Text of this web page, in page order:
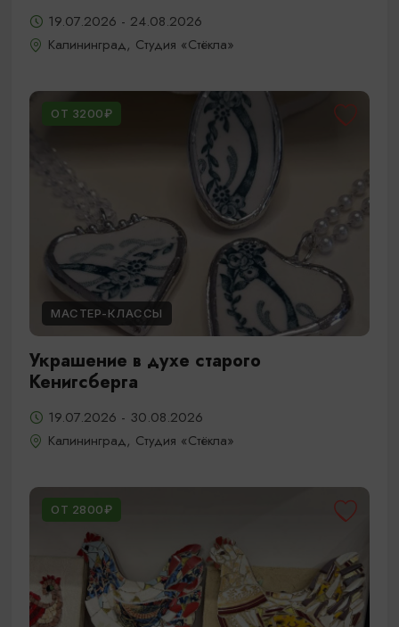
19.07.2026 - 24.08.2026
Калининград, Студия «Стёкла»
ОТ 3200₽
МАСТЕР-КЛАССЫ
Украшение в духе старого
Кенигсберга
19.07.2026 - 30.08.2026
Калининград, Студия «Стёкла»
ОТ 2800₽